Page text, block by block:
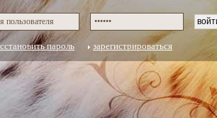
пароль зарегистрироваться